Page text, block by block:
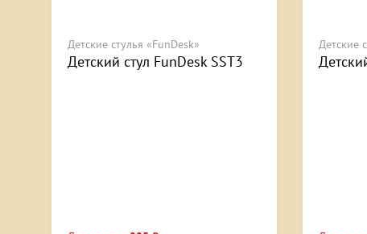
Детские стулья «FunDesk»
Детский стул FunDesk SST3
Детские